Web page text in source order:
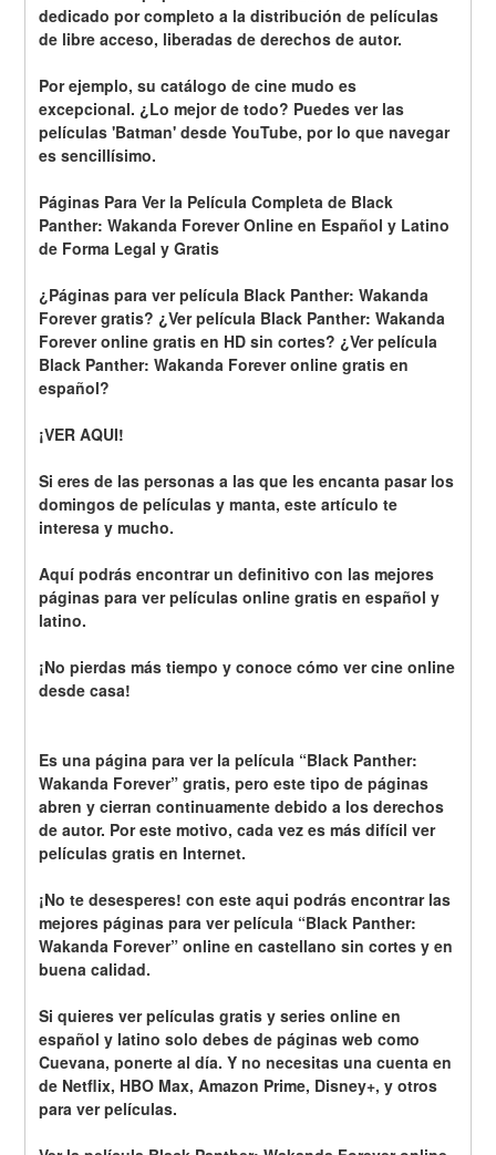
dedicado por completo a la distribución de películas
de libre acceso, liberadas de derechos de autor.
Por ejemplo, su catálogo de cine mudo es
excepcional. ¿Lo mejor de todo? Puedes ver las
películas 'Batman' desde YouTube, por lo que navegar
es sencillísimo.
Páginas Para Ver la Película Completa de Black
Panther: Wakanda Forever Online en Español y Latino
de Forma Legal y Gratis
¿Páginas para ver película Black Panther: Wakanda
Forever gratis? ¿Ver película Black Panther: Wakanda
Forever online gratis en HD sin cortes? ¿Ver película
Black Panther: Wakanda Forever online gratis en
español?
¡VER AQUI!
Si eres de las personas a las que les encanta pasar los
domingos de películas y manta, este artículo te
interesa y mucho.
Aquí podrás encontrar un definitivo con las mejores
páginas para ver películas online gratis en español y
latino.
¡No pierdas más tiempo y conoce cómo ver cine online
desde casa!
Es una página para ver la película “Black Panther:
Wakanda Forever” gratis, pero este tipo de páginas
abren y cierran continuamente debido a los derechos
de autor. Por este motivo, cada vez es más difícil ver
películas gratis en Internet.
¡No te desesperes! con este aqui podrás encontrar las
mejores páginas para ver película “Black Panther:
Wakanda Forever” online en castellano sin cortes y en
buena calidad.
Si quieres ver películas gratis y series online en
español y latino solo debes de páginas web como
Cuevana, ponerte al día. Y no necesitas una cuenta en
de Netflix, HBO Max, Amazon Prime, Disney+, y otros
para ver películas.